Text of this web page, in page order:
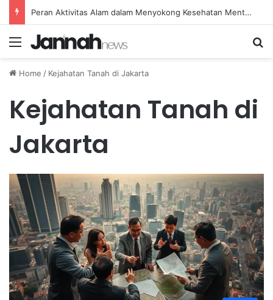
Peran Aktivitas Alam dalam Menyokong Kesehatan Mental dan Menenangkan Pikiran di Masa Sulit
Menu
Home / Kejahatan Tanah di Jakarta
Kejahatan Tanah di
Jakarta